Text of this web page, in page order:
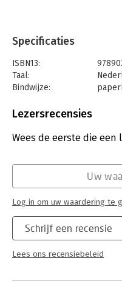
Specificaties
ISBN13:
Taal:
Bindwijze:
Uitgever:
Verschijningsdatum:
4-7-
Lezersrecensies
Wees de eerste die een
Schrijf een recensie
Lees ons recensiebeleid
Uw
Log in om uw waardering te